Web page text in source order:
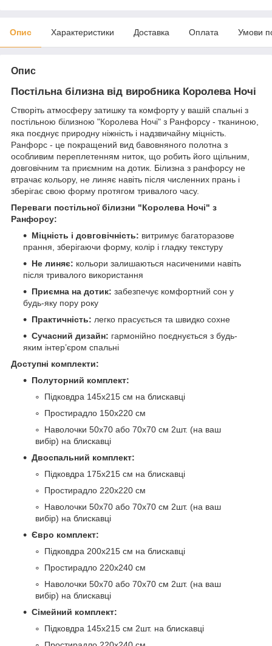
Опис Характеристики Доставка Оплата Умови
Опис
Постільна білизна від виробника Королева Ночі
Створіть атмосферу затишку та комфорту у вашій спальні з
постільною білизною "Королева Ночі" з Ранфорсу - тканиною,
яка поєднує природну ніжність і надзвичайну міцність.
Ранфорс - це покращений вид бавовняного полотна з
особливим переплетенням ниток, що робить його щільним,
довговічним та приємним на дотик. Білизна з ранфорсу не
втрачає кольору, не линяє навіть після численних прань і
зберігає свою форму протягом тривалого часу.
Переваги постільної білизни "Королева Ночі" з
Ранфорсу:
Міцність і довговічність: витримує багаторазове
прання, зберігаючи форму, колір і гладку текстуру
Не линяє: кольори залишаються насиченими навіть
після тривалого використання
Приємна на дотик: забезпечує комфортний сон у
будь-яку пору року
Практичність: легко прасується та швидко сохне
Сучасний дизайн: гармонійно поєднується з будь-
яким інтер’єром спальні
Доступні комплекти:
Полуторний комплект:
Підковдра 145х215 см на блискавці
Простирадло 150х220 см
Наволочки 50х70 або 70х70 см 2шт. (на ваш
вибір) на блискавці
Двоспальний комплект:
Підковдра 175х215 см на блискавці
Простирадло 220х220 см
Наволочки 50х70 або 70х70 см 2шт. (на ваш
вибір) на блискавці
Євро комплект:
Підковдра 200х215 см на блискавці
Простирадло 220х240 см
Наволочки 50х70 або 70х70 см 2шт. (на ваш
вибір) на блискавці
Сімейний комплект:
Підковдра 145х215 см 2шт. на блискавці